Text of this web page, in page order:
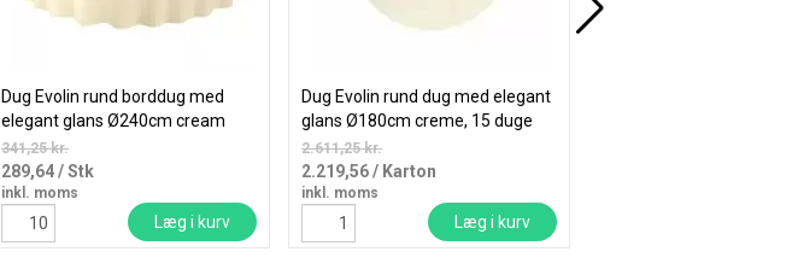
Dug Evolin rund borddug med
elegant glans Ø240cm cream
341,25 kr.
289,64/ Stk
inkl. moms
Læg i kurv
Dug Evolin rund dug med elegant
glans Ø180cm creme, 15 duge
2.611,25 kr.
2.219,56/ Karton
inkl. moms
Læg i kurv